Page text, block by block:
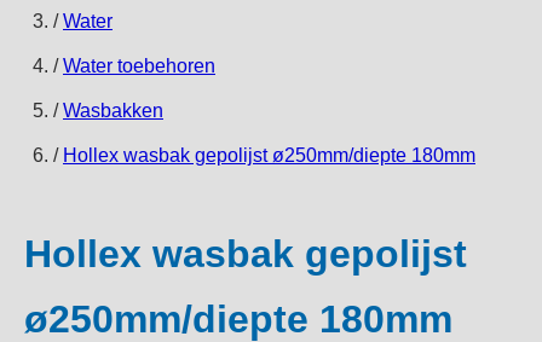
/ Water
/ Water toebehoren
/ Wasbakken
/ Hollex wasbak gepolijst ø250mm/diepte 180mm
Hollex wasbak gepolijst
ø250mm/diepte 180mm